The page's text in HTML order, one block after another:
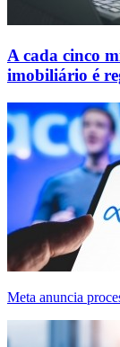
A cada cinco
imobiliário é
Meta anuncia